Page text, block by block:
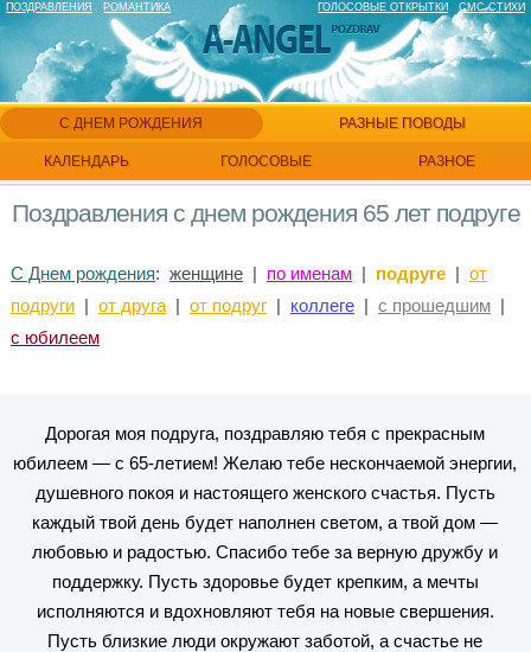
ПОЗДРАВЛЕНИЯ РОМАНТИКА ГОЛОСОВЫЕ ОТКРЫТКИ СМС СТИХИ
С ДНЕМ РОЖДЕНИЯ РАЗНЫЕ ПОВОДЫ
ГОЛОСОВЫЕ
КАЛЕНДАРЬ РАЗНОЕ
Поздравления с днем рождения 65 лет подруге
С Днем рождения: женщине| по именам| подруге| от
подруги| от друга| от подруг| коллеге| с прошедшим|
с юбилеем
Дорогая моя подруга, поздравляю тебя с прекрасным
юбилеем — с 65-летием! Желаю тебе нескончаемой энергии,
душевного покоя и настоящего женского счастья. Пусть
каждый твой день будет наполнен светом, а твой дом —
любовью и радостью. Спасибо тебе за верную дружбу и
поддержку. Пусть здоровье будет крепким, а мечты
исполняются и вдохновляют тебя на новые свершения.
Пусть близкие люди окружают заботой, а счастье не